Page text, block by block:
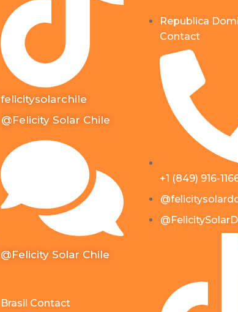
felicitysolarchile
@Felicity Solar Chile
@Felicity Solar Chile
Brasil Contact
Republica
Contact
+1 (849) 916-